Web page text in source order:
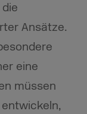
Ansätze.
eine
müssen